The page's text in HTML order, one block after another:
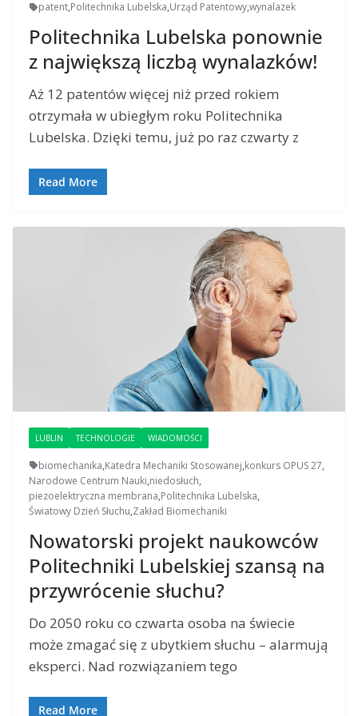
patent,Politechnika Lubelska,Urząd Patentowy,wynalazek
Politechnika Lubelska ponownie
z największą liczbą wynalazków!
Aż 12 patentów więcej niż przed rokiem
otrzymała w ubiegłym roku Politechnika
Lubelska. Dzięki temu, już po raz czwarty z
Read More
LUBLIN TECHNOLOGIE WIADOMOŚCI
biomechanika,Katedra Mechaniki Stosowanej,konkurs OPUS 27,
Narodowe Centrum Nauki,niedosłuch,
piezoelektryczna membrana,Politechnika Lubelska,
Światowy Dzień Słuchu,Zakład Biomechaniki
Nowatorski projekt naukowców
Politechniki Lubelskiej szansą na
przywrócenie słuchu?
Do 2050 roku co czwarta osoba na świecie
może zmagać się z ubytkiem słuchu – alarmują
eksperci. Nad rozwiązaniem tego
Read More